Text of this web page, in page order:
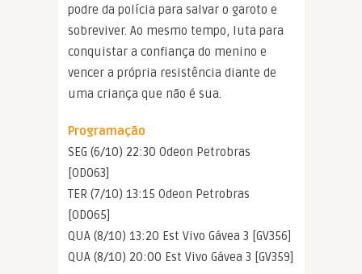
podre da polícia para salvar o garoto e
sobreviver. Ao mesmo tempo, luta para
conquistar a confiança do menino e
vencer a própria resistência diante de
uma criança que não é sua.
Programação
SEG (6/10) 22:30 Odeon Petrobras
[OD063]
TER (7/10) 13:15 Odeon Petrobras
[OD065]
QUA (8/10) 13:20 Est Vivo Gávea 3 [GV356]
QUA (8/10) 20:00 Est Vivo Gávea 3 [GV359]